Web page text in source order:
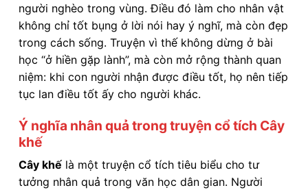
người nghèo trong vùng. Điều đó làm cho nhân vật
không chỉ tốt bụng ở lời nói hay ý nghĩ, mà còn đẹp
trong cách sống. Truyện vì thế không dừng ở bài
học “ở hiền gặp lành”, mà còn mở rộng thành quan
niệm: khi con người nhận được điều tốt, họ nên tiếp
tục lan điều tốt ấy cho người khác.
Ý nghĩa nhân quả trong truyện cổ tích Cây
khế
Cây khế là một truyện cổ tích tiêu biểu cho tư
tưởng nhân quả trong văn học dân gian. Người